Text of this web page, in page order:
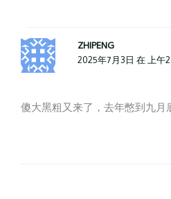
ZHIPENG
2025年7月3日 在 上午
傻大黑粗又来了，去年憋到九月